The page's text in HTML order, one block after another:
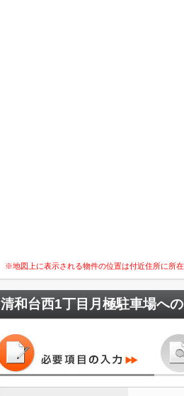
※地図上に表示される物件の位置は付近住所に所
清和台西1丁目月極駐車場へ